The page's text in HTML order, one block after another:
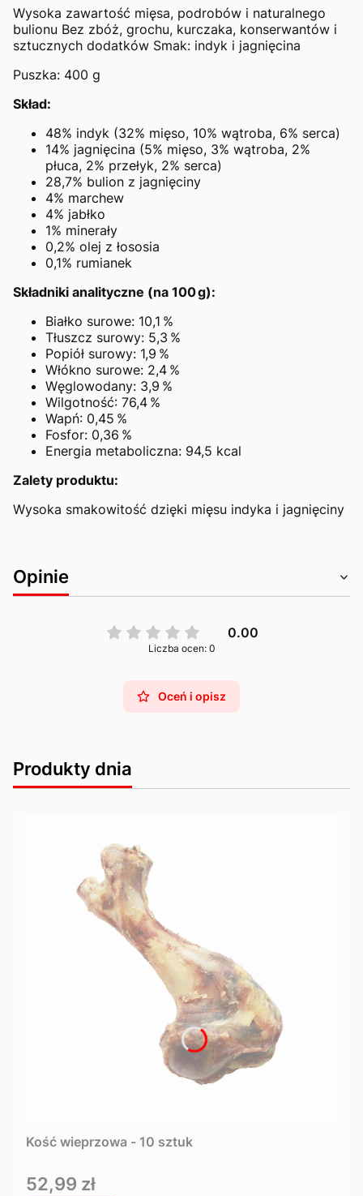
Wysoka zawartość mięsa, podrobów i naturalnego
bulionu Bez zbóż, grochu, kurczaka, konserwantów i
sztucznych dodatków Smak: indyk i jagnięcina
Puszka: 400 g
Skład:
48% indyk (32% mięso, 10% wątroba, 6% serca)
14% jagnięcina (5% mięso, 3% wątroba, 2%
płuca, 2% przełyk, 2% serca)
28,7% bulion z jagnięciny
4% marchew
4% jabłko
1% minerały
0,2% olej z łososia
0,1% rumianek
Składniki analityczne (na 100 g):
Białko surowe: 10,1 %
Tłuszcz surowy: 5,3 %
Popiół surowy: 1,9 %
Włókno surowe: 2,4 %
Węglowodany: 3,9 %
Wilgotność: 76,4 %
Wapń: 0,45 %
Fosfor: 0,36 %
Energia metaboliczna: 94,5 kcal
Zalety produktu:
Wysoka smakowitość dzięki mięsu indyka i jagnięciny
Opinie
0.00
Liczba ocen: 0
Oceń i opisz
Produkty dnia
Kość wieprzowa - 10 sztuk
Cena
52,99 zł